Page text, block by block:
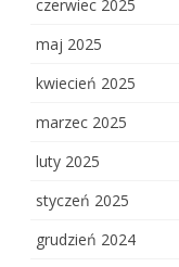
czerwiec 2025
maj 2025
kwiecień 2025
marzec 2025
luty 2025
styczeń 2025
grudzień 2024